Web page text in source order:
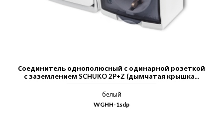
Соединитель однополюсный с одинарной розеткой
с заземлением SCHUKO 2P+Z (дымчатая крышка...
белый
WGHH-1sdp